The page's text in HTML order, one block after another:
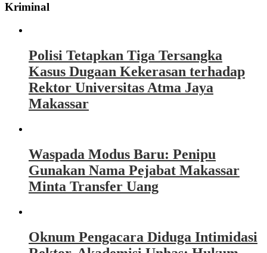
Kriminal
Polisi Tetapkan Tiga Tersangka
Kasus Dugaan Kekerasan terhadap
Rektor Universitas Atma Jaya
Makassar
Waspada Modus Baru: Penipu
Gunakan Nama Pejabat Makassar
Minta Transfer Uang
Oknum Pengacara Diduga Intimidasi